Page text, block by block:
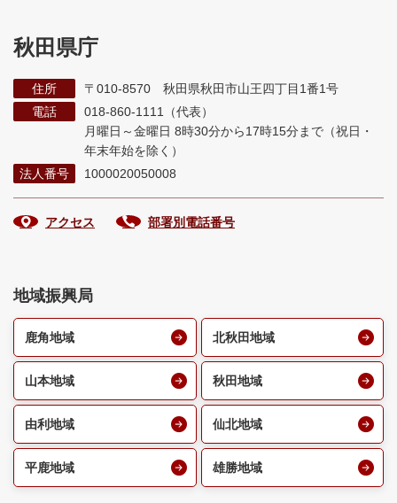
秋田県庁
住所
〒010-8570 秋田県秋田市山王四丁目1番1号
電話
018-860-1111（代表）
月曜日～金曜日 8時30分から17時15分まで （祝日・
年末年始を除く）
法人番号
1000020050008
アクセス 部署別電話番号
地域振興局
鹿角地域 北秋田地域
山本地域 秋田地域
由利地域 仙北地域
平鹿地域 雄勝地域